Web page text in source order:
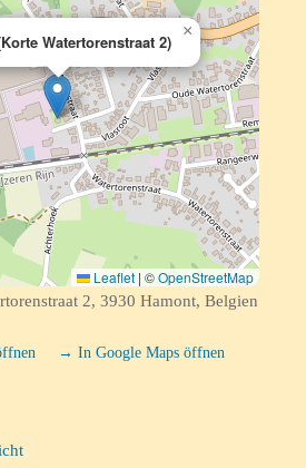
Watertorenstraat 2)
×
Leaflet | ©OpenStreetMap
2, 3930 Hamont, Belgien
→ In Google Maps öffnen